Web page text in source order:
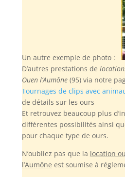
Un autre exemple de photo :
D’autres prestations de
Ouen l’Aumône(95) via notre
Tournages de clips avec
de détails sur les ours
Et retrouvez beaucoup plus
différentes possibilités ainsi
pour chaque type de ours.
N’oubliez pas que la location
l’Aumône est soumise à